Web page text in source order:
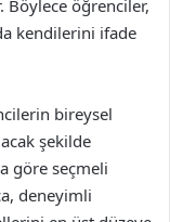
Böylece öğrenciler,
kendilerini ifade
bireysel
şekilde
göre seçmeli
deneyimli